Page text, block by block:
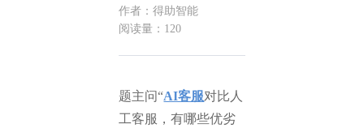
作者：得助智能
阅读量：120
题主问“AI客服对比人
工客服，有哪些优劣